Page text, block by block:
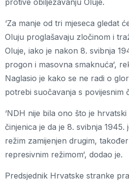
protive obilježavanju Oluje.
‘Za manje od tri mjeseca gledat
Oluju proglašavaju zločinom i
Oluje, iako je nakon 8. svibnja
progon i masovna smaknuća‘,
Naglasio je kako se ne radi o
potrebi suočavanja s povijesnim
‘NDH nije bila ono što je
činjenica je da je 8. svibnja 1945.
režim zamijenjen drugim,
represivnim režimom‘, dodao je.
Predsjednik Hrvatske stranke